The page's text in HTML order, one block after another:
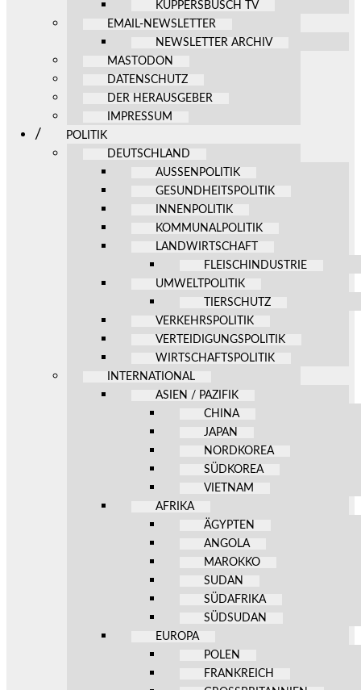
KÜPPERSBUSCH TV
EMAIL-NEWSLETTER
NEWSLETTER ARCHIV
MASTODON
DATENSCHUTZ
DER HERAUSGEBER
IMPRESSUM
POLITIK
DEUTSCHLAND
AUSSENPOLITIK
GESUNDHEITSPOLITIK
INNENPOLITIK
KOMMUNALPOLITIK
LANDWIRTSCHAFT
FLEISCHINDUSTRIE
UMWELTPOLITIK
TIERSCHUTZ
VERKEHRSPOLITIK
VERTEIDIGUNGSPOLITIK
WIRTSCHAFTSPOLITIK
INTERNATIONAL
ASIEN / PAZIFIK
CHINA
JAPAN
NORDKOREA
SÜDKOREA
VIETNAM
AFRIKA
ÄGYPTEN
ANGOLA
MAROKKO
SUDAN
SÜDAFRIKA
SÜDSUDAN
EUROPA
POLEN
FRANKREICH